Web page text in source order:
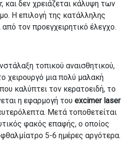
δεν χρειάζεται κάλυψη των
Η επιλογή της κατάλληλης
τον προεγχειρητικό έλεγχο.
τοπικού αναισθητικού,
χειρουργό μια πολύ μαλακή
καλύπτει τον κερατοειδή, το
η εφαρμογή του excimer laser
Μετά τοποθετείται
φακός επαφής, ο οποίος
5-6 ημέρες αργότερα.